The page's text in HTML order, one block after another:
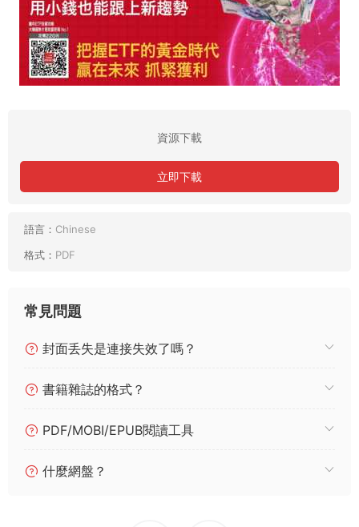
資源下載
立即下載
語言： Chinese
格式： PDF
常見問題
封面丢失是連接失效了嗎？
書籍雜誌的格式？
PDF/MOBI/EPUB閱讀工具
什麼網盤？